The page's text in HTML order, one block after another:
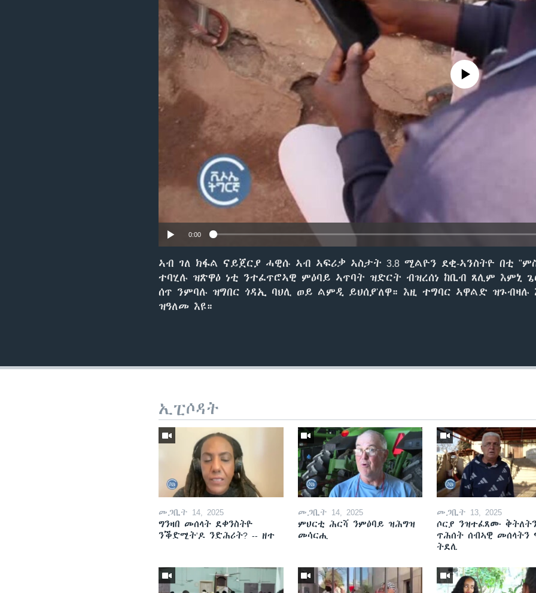
No media source currently
0:00
ኣብ ገለ ክፋል ናይጀርያ ሓዊሱ ኣብ ኣፍሪቃ ኣስታት 3.8 ሚልዮን ደቂ-ኣንስትዮ በቲ
ተባሂሉ ዝጽዋዕ ነቲ ንተፈጥሮኣዊ ምዕባይ ኣጥባት ዝድርት ብዝረሰነ ከቢብ ጸሊም እምኒ
ሰጥ ንምባሉ ዝግበር ጎዳኢ ባህሊ ወይ ልምዲ ይህሰያ'ለዋ። እዚ ተግባር ኣዋልድ ዝጉብዛሉ
ዝዓለመ እዩ።
ኢፒሶዳት
መጋቢት 14, 2025
ግንዛበ መሰላት ደቀንስትዮ
ንቕድሚት'ዶ ንድሕሪት? -- ዘተ
መጋቢት 14, 2025
ምህርቲ ሕርሻ ንምዕባይ ዝሕግዝ
መሳርሒ
መጋቢት 13, 2025
ሶርያ ንዝተፈጸሙ
ጥሕሰት ሰብኣዊ መሰላትን
ትደሊ